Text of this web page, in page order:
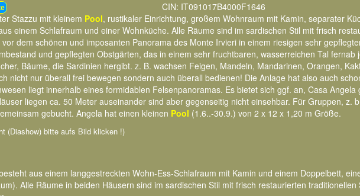
CIN: IT091017B4000F1646
Stazzu mit kleinem Pool, rustikaler Einrichtung, großem Wohnraum mit Kamin, separater
einem Schlafraum und einer Wohnküche. Alle Räume sind im sardischen Stil mit frisch
dem schönen und imposanten Panorama des Monte Irvieri in einem riesigen sehr
und gepflegten Obstgärten, das in einem sehr fruchtbaren, wasserreichen Tal fernab
Bäume, die Sardinien hergibt. z. B. wachsen Feigen, Mandeln, Mandarinen, Orangen,
nicht nur überall frei bewegen sondern auch überall bedienen! Die Anlage hat also auch
liegt innerhalb eines formidablen Felsenpanoramas. Es bietet sich ggf. an, Casa
liegen ca. 50 Meter auseinander sind aber gegenseitig nicht einsehbar. Für Gruppen, z.
gebucht. Angela hat einen kleinen Pool (1.6..-30.9.) von 2 x 12 x 1,20 m Größe.
(Diashow) bitte aufs Bild klicken !)
aus einem langgestreckten Wohn-Ess-Schlafraum mit Kamin und einem Doppelbett,
Alle Räume in beiden Häusern sind im sardischen Stil mit frisch restaurierten